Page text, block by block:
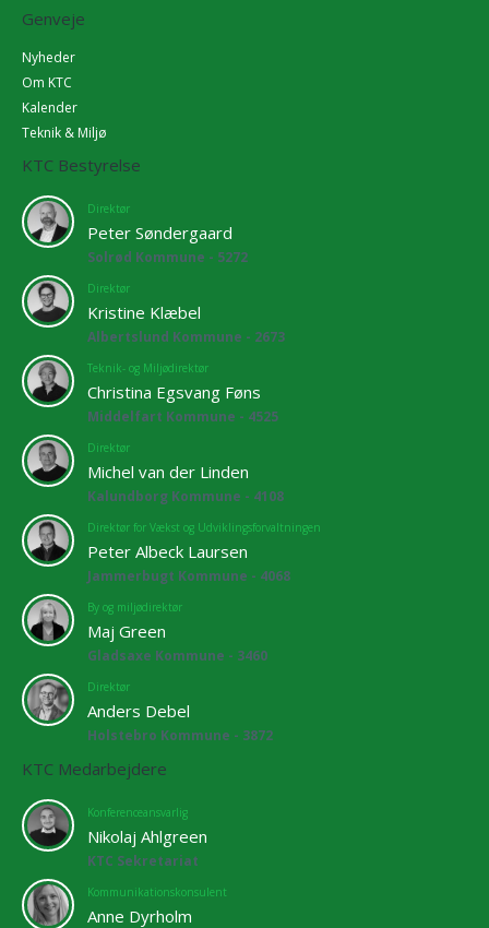
Genveje
Nyheder
Om KTC
Kalender
Teknik & Miljø
KTC Bestyrelse
Direktør
Peter Søndergaard
Solrød Kommune - 5272
Direktør
Kristine Klæbel
Albertslund Kommune - 2673
Teknik- og Miljødirektør
Christina Egsvang Føns
Middelfart Kommune - 4525
Direktør
Michel van der Linden
Kalundborg Kommune - 4108
Direktør for Vækst og Udviklingsforvaltningen
Peter Albeck Laursen
Jammerbugt Kommune - 4068
By og miljødirektør
Maj Green
Gladsaxe Kommune - 3460
Direktør
Anders Debel
Holstebro Kommune - 3872
KTC Medarbejdere
Konferenceansvarlig
Nikolaj Ahlgreen
KTC Sekretariat
Kommunikationskonsulent
Anne Dyrholm